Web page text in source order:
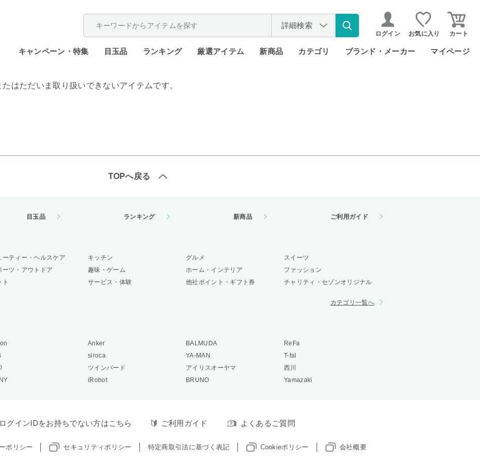
詳細検索
ログイン お気に入り カート
キャンペーン・特集 目玉品 ランキング 厳選アイテム 新商品 カテゴリ ブランド・メーカー マイページ
はただいま取り扱いできないアイテムです。
TOPへ戻る
目玉品 ランキング 新商品 ご利用ガイド
ーティー・ヘルスケア キッチン グルメ
スイーツ
ーツ・アウトドア 趣味・ゲーム ホーム・インテリア
ファッション
ト サービス・体験 他社ポイント・ギフト券 チャリティ・セゾンオリジナル
カテゴリ一覧へ
Anker BALMUDA
ReFa
siroca YA-MAN
T-fal
ツインバード アイリスオーヤマ
西川
iRobot BRUNO Yamazaki
ログインIDをお持ちでない方はこちら ご利用ガイド よくあるご質問
ポリシー セキュリティポリシー 特定商取引法に基づく表記 Cookieポリシー 会社概要